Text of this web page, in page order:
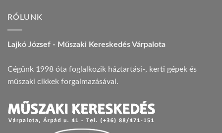
RÓLUNK
Lajkó József - Műszaki Kereskedés Várpalota
Cégünk 1998 óta foglalkozik háztartási-, kerti gépek és
műszaki cikkek forgalmazásával.